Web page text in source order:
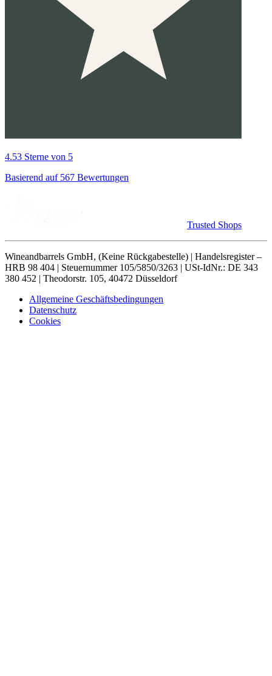
4.53 Sterne von 5
Basierend auf 567 Bewertungen
Trusted Shops
Wineandbarrels GmbH, (Keine Rückgabestelle) | Handelsregister –
HRB 98 404 | Steuernummer 105/5850/3263 | USt-IdNr.: DE 343
380 452 | Theodorstr. 105, 40472 Düsseldorf
Allgemeine Geschäftsbedingungen
Datenschutz
Cookies